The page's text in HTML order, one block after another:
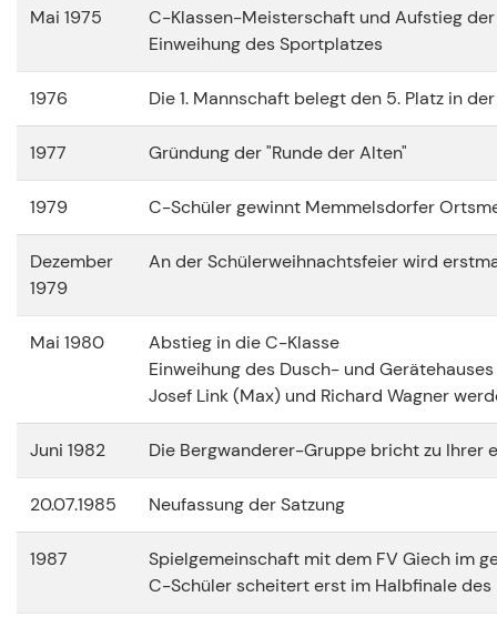
Mai 1975
C-Klassen-Meisterschaft und Aufstieg der
Einweihung des Sportplatzes
1976 Die 1. Mannschaft belegt den 5. Platz in
1977 Gründung der "Runde der Alten"
1979 C-Schüler gewinnt Memmelsdorfer
Dezember
1979
An der Schülerweihnachtsfeier wird
Mai 1980
Abstieg in die C-Klasse
Einweihung des Dusch- und Gerätehauses
Josef Link (Max) und Richard Wagner
Juni 1982 Die Bergwanderer-Gruppe bricht zu Ihrer
20.07.1985 Neufassung der Satzung
1987
Spielgemeinschaft mit dem FV Giech im
C-Schüler scheitert erst im Halbfinale